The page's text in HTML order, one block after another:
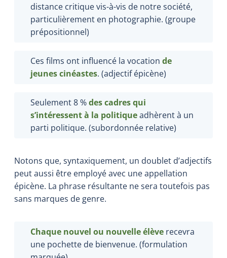
distance critique vis-à-vis de notre société,
particulièrement en photographie. (groupe
prépositionnel)
Ces films ont influencé la vocation de
jeunes cinéastes. (adjectif épicène)
Seulement 8%des cadres qui
s’intéressent à la politiqueadhèrent à un
parti politique. (subordonnée relative)
Notons que, syntaxiquement, un doublet d’adjectifs
peut aussi être employé avec une appellation
épicène. La phrase résultante ne sera toutefois pas
sans marques de genre.
Chaque nouvel ou nouvelle élève recevra
une pochette de bienvenue. (formulation